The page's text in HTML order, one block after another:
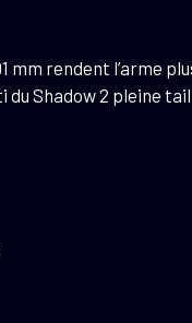
mm rendent
Shadow 2 pleine